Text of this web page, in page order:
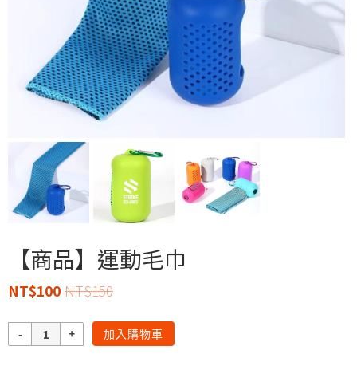
【商品】運動毛巾
NT$150
NT$100
數
量
加入購物車